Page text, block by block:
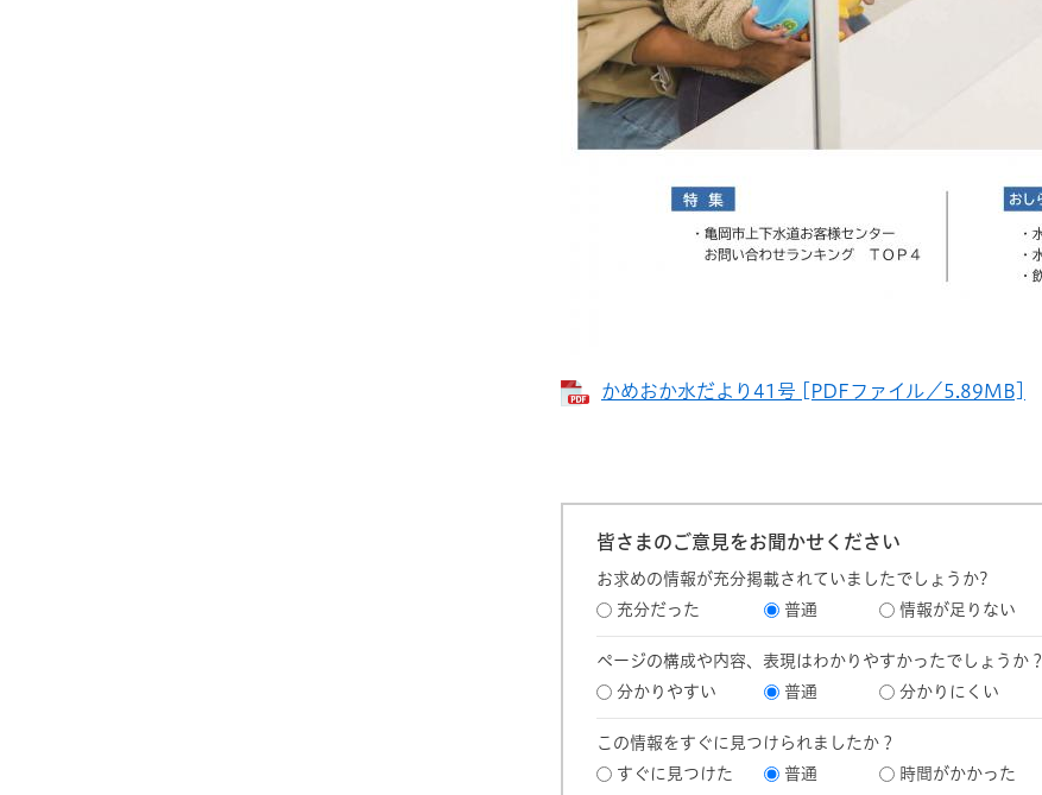
かめおか水だより41号 [PDFファイル／5.89MB]
皆さまのご意見をお聞かせください
お求めの情報が充分掲載されていましたでしょうか?
充分だった
普通 情報が足りない
ページの構成や内容、表現はわかりやすかったでしょうか？
分かりやすい
普通 分かりにくい
この情報をすぐに見つけられましたか？
すぐに見つけた
普通 時間がかかった